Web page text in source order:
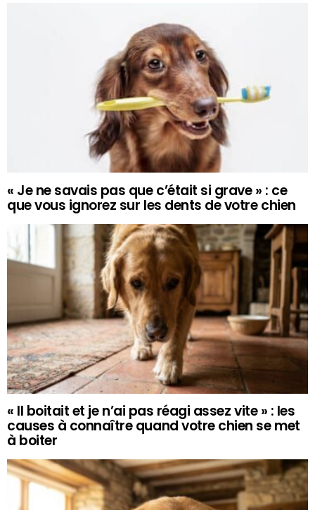
« Je ne savais pas que c’était si grave » : ce
que vous ignorez sur les dents de votre chien
« Il boitait et je n’ai pas réagi assez vite » : les
causes à connaître quand votre chien se met
à boiter